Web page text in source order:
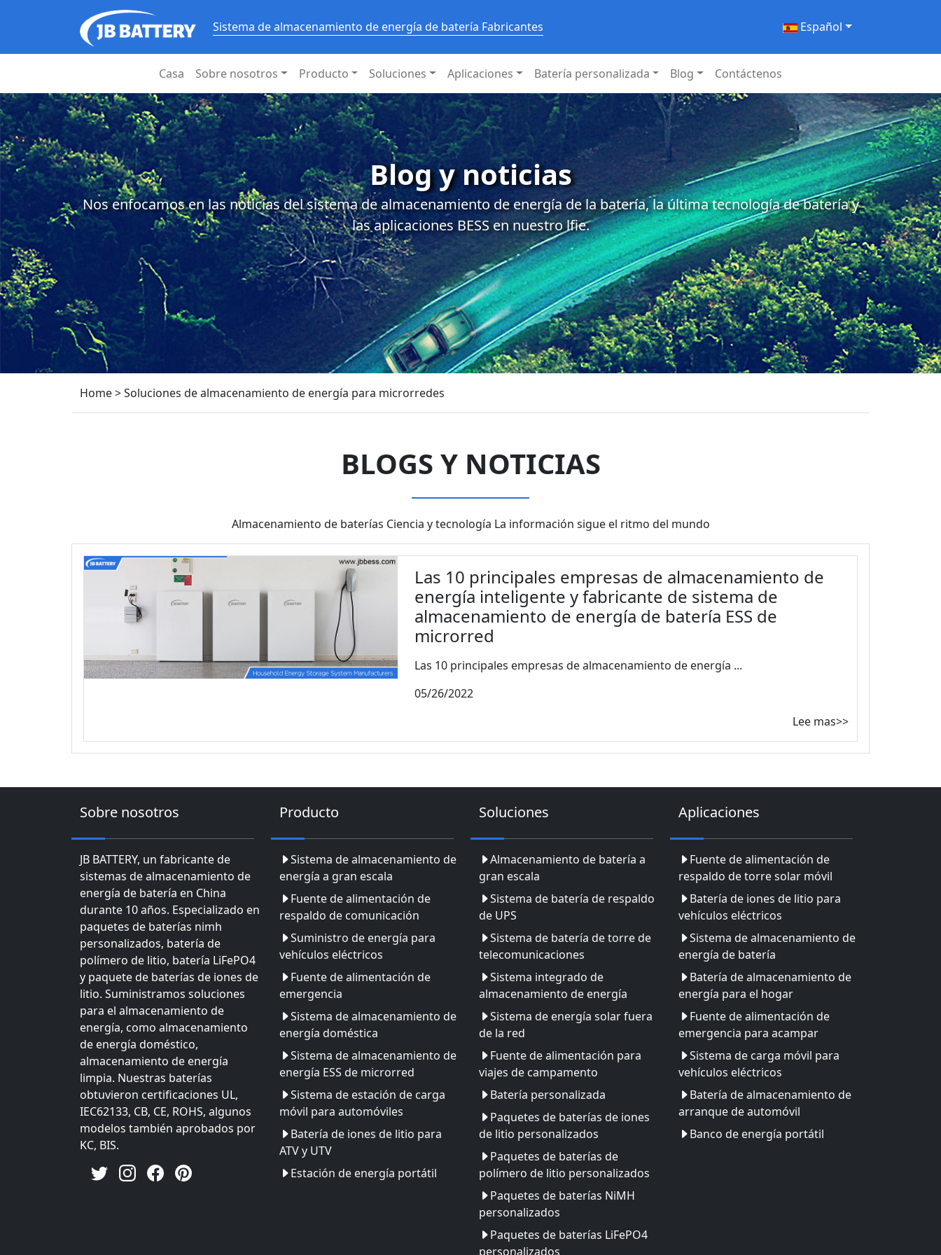
Sistema de almacenamiento de energía de batería Fabricantes Español
Casa Sobre nosotros Producto Soluciones Aplicaciones Batería personalizada Blog Contáctenos
Blog y noticias
Nos enfocamos en las noticias del sistema de almacenamiento de energía de la batería, la última tecnología de batería y
las aplicaciones BESS en nuestro lfie.
Home>Soluciones de almacenamiento de energía para microrredes
BLOGS Y NOTICIAS
Almacenamiento de baterías Ciencia y tecnología La información sigue el ritmo del mundo
Las 10 principales empresas de almacenamiento de
energía inteligente y fabricante de sistema de
almacenamiento de energía de batería ESS de
microrred
Las 10 principales empresas de almacenamiento de energía ...
05/26/2022
Lee mas>>
Sobre nosotros
JB BATTERY, un fabricante de
sistemas de almacenamiento de
energía de batería en China
durante 10 años. Especializado en
paquetes de baterías nimh
personalizados, batería de
polímero de litio, batería LiFePO4
y paquete de baterías de iones de
litio. Suministramos soluciones
para el almacenamiento de
energía, como almacenamiento
de energía doméstico,
almacenamiento de energía
limpia. Nuestras baterías
obtuvieron certificaciones UL,
IEC62133, CB, CE, ROHS, algunos
modelos también aprobados por
KC, BIS.
Producto
Sistema de almacenamiento de
energía a gran escala
Fuente de alimentación de
respaldo de comunicación
Suministro de energía para
vehículos eléctricos
Fuente de alimentación de
emergencia
Sistema de almacenamiento de
energía doméstica
Sistema de almacenamiento de
energía ESS de microrred
Sistema de estación de carga
móvil para automóviles
Batería de iones de litio para
ATV y UTV
Estación de energía portátil
Soluciones
Almacenamiento de batería a
gran escala
Sistema de batería de respaldo
de UPS
Sistema de batería de torre de
telecomunicaciones
Sistema integrado de
almacenamiento de energía
Sistema de energía solar fuera
de la red
Fuente de alimentación para
viajes de campamento
Batería personalizada
Paquetes de baterías de iones
de litio personalizados
Paquetes de baterías de
polímero de litio personalizados
Paquetes de baterías NiMH
personalizados
Paquetes de baterías LiFePO4
personalizados
Aplicaciones
Fuente de alimentación de
respaldo de torre solar móvil
Batería de iones de litio para
vehículos eléctricos
Sistema de almacenamiento de
energía de batería
Batería de almacenamiento de
energía para el hogar
Fuente de alimentación de
emergencia para acampar
Sistema de carga móvil para
vehículos eléctricos
Batería de almacenamiento de
arranque de automóvil
Banco de energía portátil